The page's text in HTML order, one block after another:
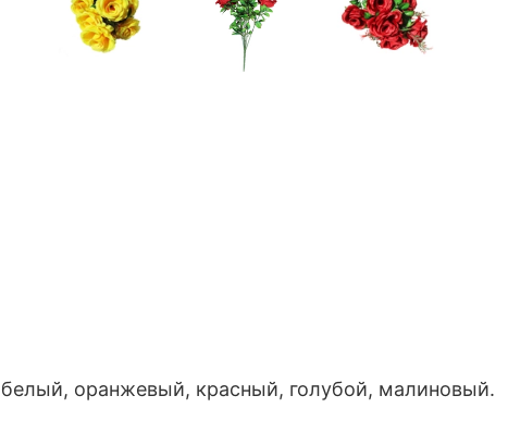
оранжевый, красный, голубой, малиновый.